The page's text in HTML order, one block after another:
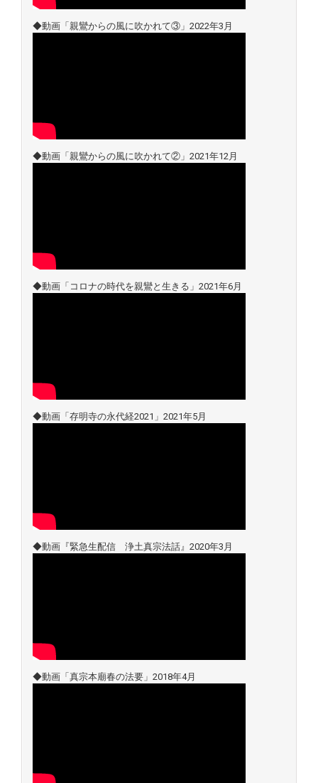
◆動画「親鸞からの風に吹かれて③」2022年3月
◆動画「親鸞からの風に吹かれて②」2021年12月
◆動画「コロナの時代を親鸞と生きる」2021年6月
◆動画「存明寺の永代経2021」2021年5月
◆動画『緊急生配信 浄土真宗法話』2020年3月
◆動画「真宗本廟春の法要」2018年4月